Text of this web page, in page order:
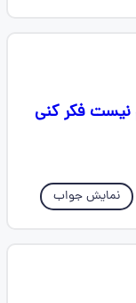
نیست فکر کنی
نمایش جواب